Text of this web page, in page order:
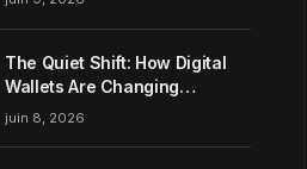
The Quiet Shift: How Digital
Wallets Are Changing
Everyday Money Habits in the
juin 8, 2026